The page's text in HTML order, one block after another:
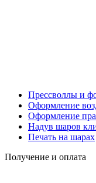
Прессволлы и
Оформление
Оформление
Надув шаров
Печать на шарах
Получение и оплата